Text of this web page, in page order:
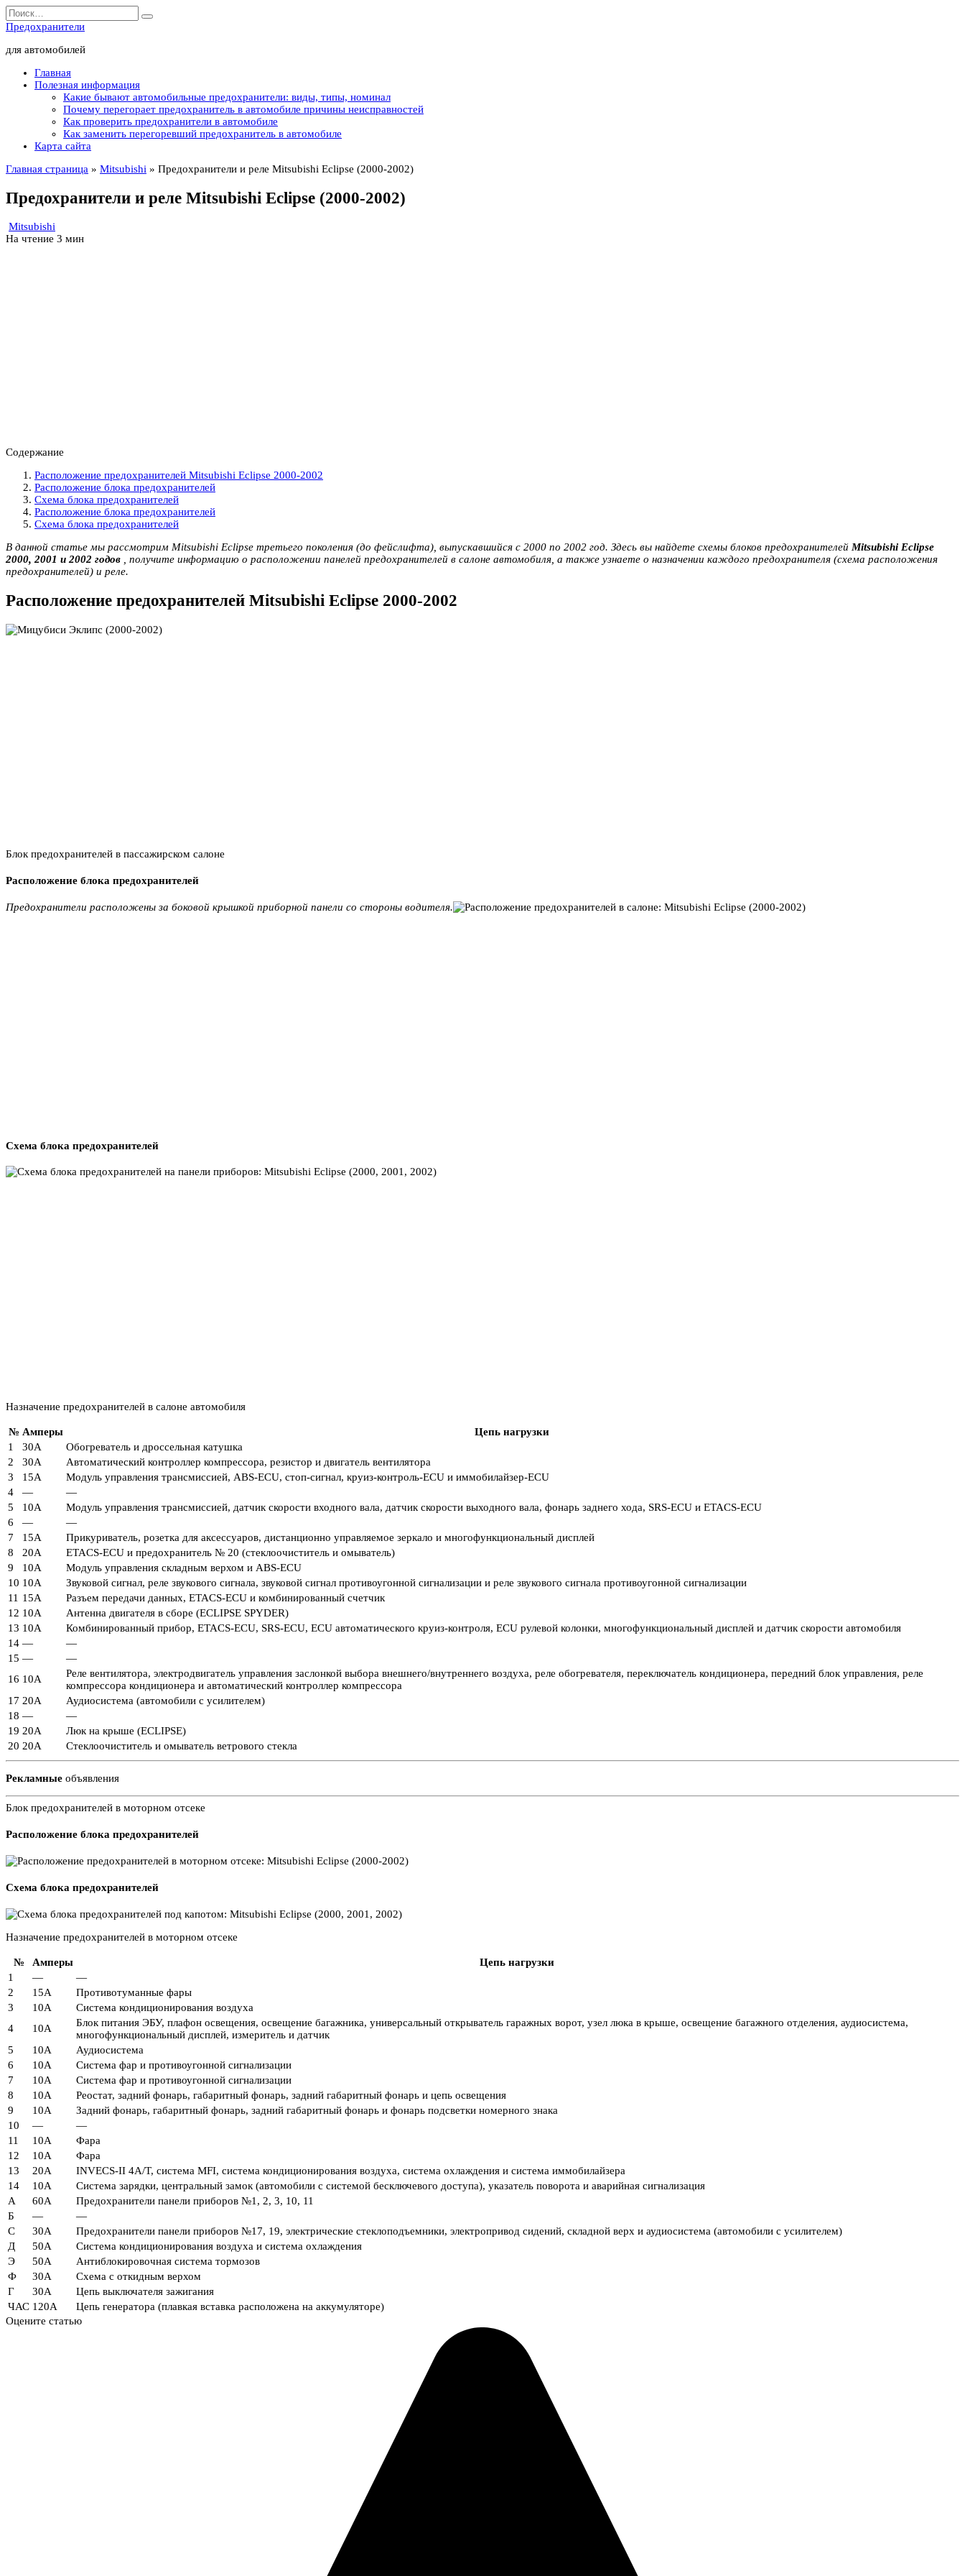
Перейти
к
содержанию
Search
for:
Предохранители
для автомобилей
Главная
Полезная информация
Какие бывают автомобильные предохранители: виды, типы, номинал
Почему перегорает предохранитель в автомобиле причины неисправностей
Как проверить предохранители в автомобиле
Как заменить перегоревший предохранитель в автомобиле
Карта сайта
Главная страница » Mitsubishi » Предохранители и реле Mitsubishi Eclipse (2000-2002)
Предохранители и реле Mitsubishi Eclipse (2000-2002)
Mitsubishi
На чтение 3 мин
Содержание
Расположение предохранителей Mitsubishi Eclipse 2000-2002
Расположение блока предохранителей
Схема блока предохранителей
Расположение блока предохранителей
Схема блока предохранителей
В данной статье мы рассмотрим Mitsubishi Eclipse третьего поколения (до фейслифта), выпускавшийся с 2000 по 2002 год. Здесь вы найдете схемы блоков предохранителей Mitsubishi Eclipse
2000, 2001 и 2002 годов , получите информацию о расположении панелей предохранителей в салоне автомобиля, а также узнаете о назначении каждого предохранителя (схема расположения
предохранителей) и реле.
Расположение предохранителей Mitsubishi Eclipse 2000-2002
Блок предохранителей в пассажирском салоне
Расположение блока предохранителей
Предохранители расположены за боковой крышкой приборной панели со стороны водителя.
Схема блока предохранителей
Назначение предохранителей в салоне автомобиля
№ Амперы
Цепь нагрузки
1
30А
Обогреватель и дроссельная катушка
2
30А
Автоматический контроллер компрессора, резистор и двигатель вентилятора
3
15А
Модуль управления трансмиссией, ABS-ECU, стоп-сигнал, круиз-контроль-ECU и иммобилайзер-ECU
4
—
—
5
10А
Модуль управления трансмиссией, датчик скорости входного вала, датчик скорости выходного вала, фонарь заднего хода, SRS-ECU и ETACS-ECU
6
—
—
7
15А
Прикуриватель, розетка для аксессуаров, дистанционно управляемое зеркало и многофункциональный дисплей
8
20А
ETACS-ECU и предохранитель № 20 (стеклоочиститель и омыватель)
9
10А
Модуль управления складным верхом и ABS-ECU
10 10А
Звуковой сигнал, реле звукового сигнала, звуковой сигнал противоугонной сигнализации и реле звукового сигнала противоугонной сигнализации
11 15А
Разъем передачи данных, ETACS-ECU и комбинированный счетчик
12 10А
Антенна двигателя в сборе (ECLIPSE SPYDER)
13 10А
Комбинированный прибор, ETACS-ECU, SRS-ECU, ECU автоматического круиз-контроля, ECU рулевой колонки, многофункциональный дисплей и датчик скорости автомобиля
14 —
—
15 —
—
16 10А
Реле вентилятора, электродвигатель управления заслонкой выбора внешнего/внутреннего воздуха, реле обогревателя, переключатель кондиционера, передний блок управления, реле
компрессора кондиционера и автоматический контроллер компрессора
17 20А
Аудиосистема (автомобили с усилителем)
18 —
—
19 20А
Люк на крыше (ECLIPSE)
20 20А Стеклоочиститель и омыватель ветрового стекла
Рекламные объявления
Блок предохранителей в моторном отсеке
Расположение блока предохранителей
Схема блока предохранителей
Назначение предохранителей в моторном отсеке
№ Амперы
Цепь нагрузки
1
—
—
2
15А
Противотуманные фары
3
10А
Система кондиционирования воздуха
4
10А
Блок питания ЭБУ, плафон освещения, освещение багажника, универсальный открыватель гаражных ворот, узел люка в крыше, освещение багажного отделения, аудиосистема,
многофункциональный дисплей, измеритель и датчик
5
10А
Аудиосистема
6
10А
Система фар и противоугонной сигнализации
7
10А
Система фар и противоугонной сигнализации
8
10А
Реостат, задний фонарь, габаритный фонарь, задний габаритный фонарь и цепь освещения
9
10А
Задний фонарь, габаритный фонарь, задний габаритный фонарь и фонарь подсветки номерного знака
10
—
—
11
10А
Фара
12
10А
Фара
13
20А
INVECS-II 4A/T, система MFI, система кондиционирования воздуха, система охлаждения и система иммобилайзера
14
10А
Система зарядки, центральный замок (автомобили с системой бесключевого доступа), указатель поворота и аварийная сигнализация
А
60А
Предохранители панели приборов №1, 2, 3, 10, 11
Б
—
—
С
30А
Предохранители панели приборов №17, 19, электрические стеклоподъемники, электропривод сидений, складной верх и аудиосистема (автомобили с усилителем)
Д
50А
Система кондиционирования воздуха и система охлаждения
Э
50А
Антиблокировочная система тормозов
Ф
30А
Схема с откидным верхом
Г
30А
Цепь выключателя зажигания
ЧАС 120А
Цепь генератора (плавкая вставка расположена на аккумуляторе)
Оцените статью